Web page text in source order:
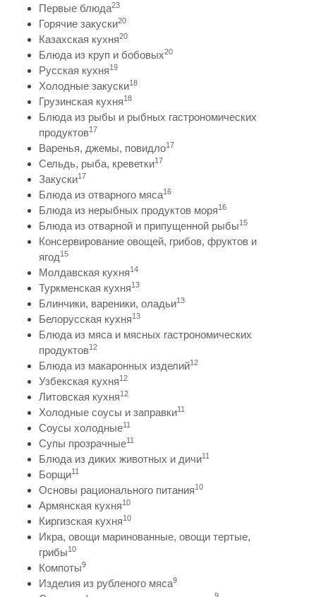
Первые блюда23
Горячие закуски20
Казахская кухня20
Блюда из круп и бобовых20
Русская кухня19
Холодные закуски18
Грузинская кухня18
Блюда из рыбы и рыбных гастрономических
продуктов17
Варенья, джемы, повидло17
Сельдь, рыба, креветки17
Закуски17
Блюда из отварного мяса16
Блюда из нерыбных продуктов моря16
Блюда из отварной и припущенной рыбы15
Консервирование овощей, грибов, фруктов и
ягод15
Молдавская кухня14
Туркменская кухня13
Блинчики, вареники, оладьи13
Белорусская кухня13
Блюда из мяса и мясных гастрономических
продуктов12
Блюда из макаронных изделий12
Узбекская кухня12
Литовская кухня12
Холодные соусы и заправки11
Соусы холодные11
Супы прозрачные11
Блюда из диких животных и дичи11
Борщи11
Основы рационального питания10
Армянская кухня10
Киргизская кухня10
Икра, овощи маринованные, овощи тертые,
грибы10
Компоты9
Изделия из рубленого мяса9